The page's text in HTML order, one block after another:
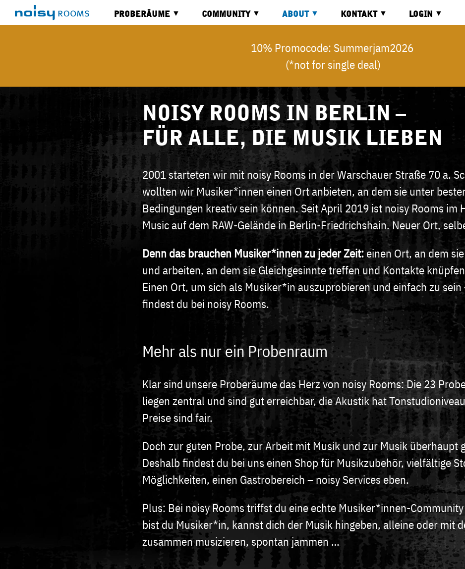
PROBERÄUME COMMUNITY ABOUT
UNS
ECONOMY
KONTAKT
ANFAHRT
LOGIN
10% Promocode: Summerjam2026
(*not for single deal)
NOISY ROOMS IN BERLIN –
FÜR ALLE, DIE MUSIK LIEBEN
2001 starteten wir mit noisy Rooms in der Warschauer Straße 70 a.
wollten wir Musiker*innen einen Ort anbieten, an dem sie unter
Bedingungen kreativ sein können. Seit April 2019 ist noisy Rooms im
Music auf dem RAW-Gelände in Berlin-Friedrichshain. Neuer Ort,
Denn das brauchen Musiker*innen zu jeder Zeit: einen Ort, an dem
und arbeiten, an dem sie Gleichgesinnte treffen und Kontakte
Einen Ort, um sich als Musiker*in auszuprobieren und einfach zu sein
findest du bei noisy Rooms.
Mehr als nur ein Probenraum
Klar sind unsere Proberäume das Herz von noisy Rooms: Die 23
liegen zentral und sind gut erreichbar, die Akustik hat
Preise sind fair.
Doch zur guten Probe, zur Arbeit mit Musik und zur Musik überhaupt
Deshalb findest du bei uns einen Shop für Musikzubehör, vielfältige
Möglichkeiten, einen Gastrobereich – noisy Services eben.
Plus: Bei noisy Rooms triffst du eine echte Musiker*innen-
bist du Musiker*in, kannst dich der Musik hingeben, alleine oder mit
zusammen musizieren, spontan jammen …